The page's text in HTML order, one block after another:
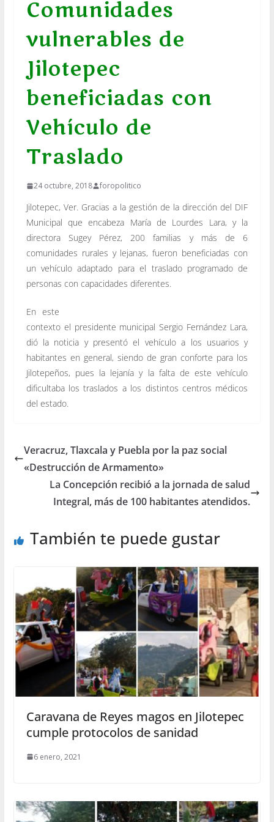
Comunidades
vulnerables de
Jilotepec
beneficiadas con
Vehículo de
Traslado
24 octubre, 2018 foropolitico
Jilotepec, Ver. Gracias a la gestión de la dirección del DIF
Municipal que encabeza María de Lourdes Lara, y la
directora Sugey Pérez, 200 familias y más de 6
comunidades rurales y lejanas, fueron beneficiadas con
un vehículo adaptado para el traslado programado de
personas con capacidades diferentes.
En este
contexto el presidente municipal Sergio Fernández Lara,
dió la noticia y presentó el vehículo a los usuarios y
habitantes en general, siendo de gran conforte para los
Jilotepeños, pues la lejanía y la falta de este vehículo
dificultaba los traslados a los distintos centros médicos
del estado.
Veracruz, Tlaxcala y Puebla por la paz social
«Destrucción de Armamento»
La Concepción recibió a la jornada de salud
Integral, más de 100 habitantes atendidos.
También te puede gustar
Caravana de Reyes magos en Jilotepec
cumple protocolos de sanidad
6 enero, 2021